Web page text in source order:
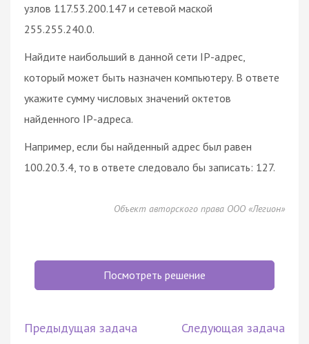
узлов 117.53.200.147 и сетевой маской
255.255.240.0.
Найдите наибольший в данной сети IP-адрес,
который может быть назначен компьютеру. В ответе
укажите сумму числовых значений октетов
найденного IP-адреса.
Например, если бы найденный адрес был равен
100.20.3.4, то в ответе следовало бы записать: 127.
Объект авторского права ООО «Легион»
Посмотреть решение
Предыдущая задача Следующая задача